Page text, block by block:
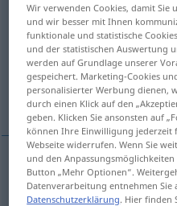
obszön
Übersicht aller
(Für mehr Details die
obsceniczny, sprośny
obsceniczny,sprośny
Wir verwenden Cookies, damit Sie
und wir besser mit Ihnen
funktionale und statistische
und der statistischen Auswertung
werden auf Grundlage unserer
gespeichert. Marketing-Cookies
personalisierter Werbung dienen,
durch einen Klick auf den
geben. Klicken Sie ansonsten auf
können Ihre Einwilligung jederzeit
Webseite widerrufen. Wenn Sie
und den
Button „Mehr Optionen“.
Datenverarbeitung entnehmen Sie
Datenschutzerklärung. Hier finden